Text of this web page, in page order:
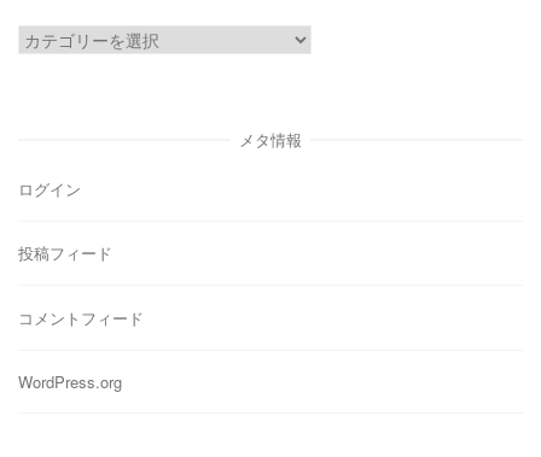
カ
メタ情報
ログイン
投稿フィード
コメントフィード
WordPress.org